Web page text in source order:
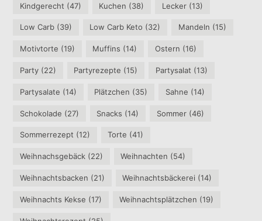
Kindgerecht (47) Kuchen (38) Lecker(13)
Low Carb (39) Low Carb Keto (32) Mandeln (15)
Motivtorte (19) Muffins (14) Ostern (16)
Party (22) Partyrezepte (15) Partysalat (13)
Partysalate (14) Plätzchen (35) Sahne (14)
Schokolade (27) Snacks (14) Sommer(46)
Sommerrezept (12) Torte (41)
Weihnachsgebäck (22) Weihnachten (54)
Weihnachtsbacken (21) Weihnachtsbäckerei (14)
Weihnachts Kekse (17) Weihnachtsplätzchen (19)